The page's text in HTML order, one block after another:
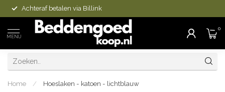
Achteraf betalen via Billink
MENU
0
Home / Hoeslaken - katoen - lichtblauw